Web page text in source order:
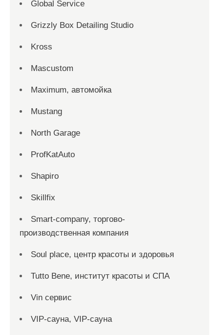
Global Service
Grizzly Box Detailing Studio
Kross
Mascustom
Maximum, автомойка
Mustang
North Garage
ProfKatAuto
Shapiro
Skillfix
Smart-company, торгово-
производственная компания
Soul place, центр красоты и здоровья
Tutto Bene, институт красоты и СПА
Vin сервис
VIP-сауна, VIP-сауна